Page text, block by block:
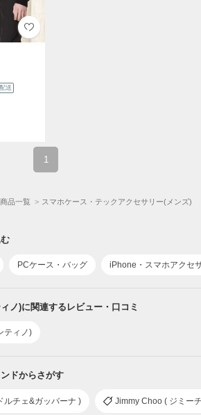
送
1
品一覧 スマホケース・テックアクセサリー(メンズ)
PCケース・バッグ iPhone・スマホアクセ
ノ)に関連するレビュー・口コミ
ティノ)
ドからさがす
ルチェ&ガッバーナ ) Jimmy Choo ( ジミー